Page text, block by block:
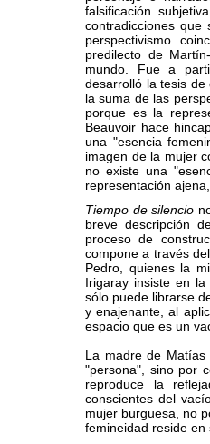
falsificación
contradicciones que
perspectivismo
predilecto de
mundo. Fue a
desarrolló la tesis
la suma de las
porque es la
Beauvoir hace
una "esencia
imagen de la mujer
no existe una
representación
Tiempo de silencio
breve descripción
proceso de
compone a través
Pedro, quienes la
Irigaray insiste en
sólo puede librarse
y enajenante, al
espacio que es un
La madre de
"persona", sino por
reproduce la
conscientes del
mujer burguesa, no
femineidad reside